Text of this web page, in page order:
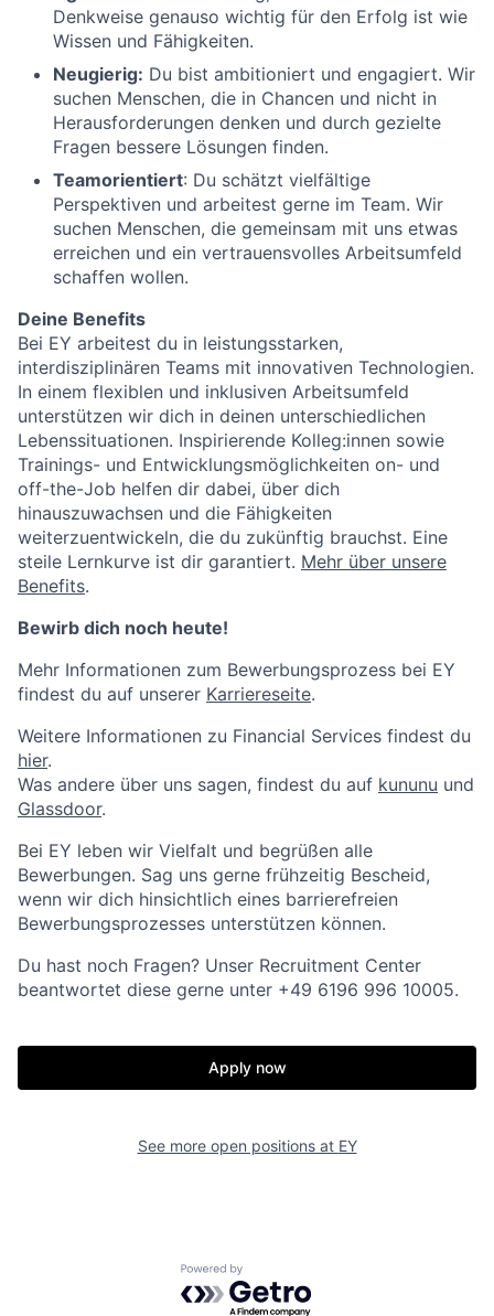
Denkweise genauso wichtig für den Erfolg ist wie
Wissen und Fähigkeiten.
Neugierig: Du bist ambitioniert und engagiert. Wir
suchen Menschen, die in Chancen und nicht in
Herausforderungen denken und durch gezielte
Fragen bessere Lösungen finden.
Teamorientiert: Du schätzt vielfältige
Perspektiven und arbeitest gerne im Team. Wir
suchen Menschen, die gemeinsam mit uns etwas
erreichen und ein vertrauensvolles Arbeitsumfeld
schaffen wollen.
Deine Benefits
Bei EY arbeitest du in leistungsstarken,
interdisziplinären Teams mit innovativen Technologien.
In einem flexiblen und inklusiven Arbeitsumfeld
unterstützen wir dich in deinen unterschiedlichen
Lebenssituationen. Inspirierende Kolleg:innen sowie
Trainings- und Entwicklungsmöglichkeiten on- und
off-the-Job helfen dir dabei, über dich
hinauszuwachsen und die Fähigkeiten
weiterzuentwickeln, die du zukünftig brauchst. Eine
steile Lernkurve ist dir garantiert. Mehr über unsere
Benefits.
Bewirb dich noch heute!
Mehr Informationen zum Bewerbungsprozess bei EY
findest du auf unserer Karriereseite.
Weitere Informationen zu Financial Services findest du
hier.
Was andere über uns sagen, findest du auf kununu und
Glassdoor.
Bei EY leben wir Vielfalt und begrüßen alle
Bewerbungen. Sag uns gerne frühzeitig Bescheid,
wenn wir dich hinsichtlich eines barrierefreien
Bewerbungsprozesses unterstützen können.
Du hast noch Fragen? Unser Recruitment Center
beantwortet diese gerne unter +49 6196 996 10005.
Apply now
See more open positions at EY
Powered by Getro.com